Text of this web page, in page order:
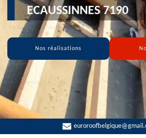
ECAUSSINNES 7190
Nos réalisations